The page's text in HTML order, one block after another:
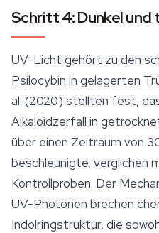
Schritt 4: Dunkel und
UV-Licht gehört zu den
Psilocybin in gelagerten
al. (2020) stellten fest,
Alkaloidzerfall in
über einen Zeitraum von
beschleunigte, verglichen
Kontrollproben. Der
UV-Photonen brechen
Indolringstruktur, die